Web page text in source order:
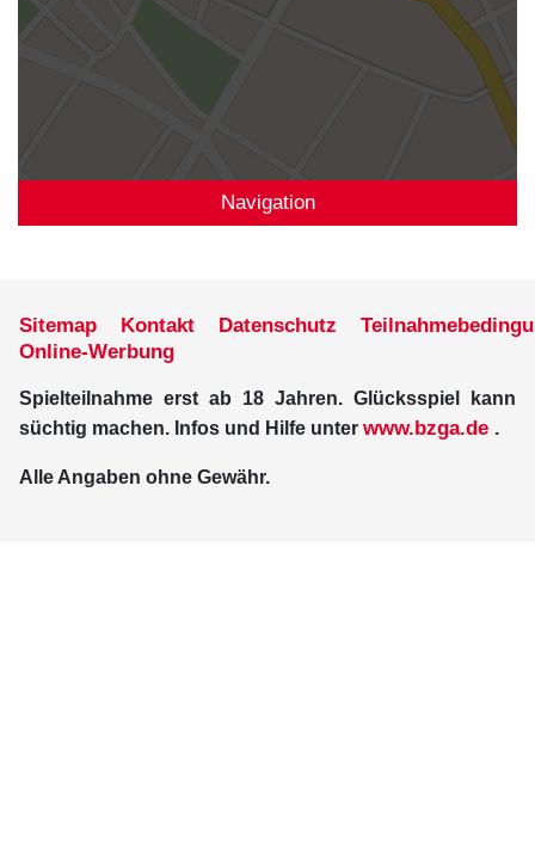
Navigation
Sitemap Kontakt Datenschutz
Online-Werbung
Spielteilnahme erst ab 18 Jahren. Glücksspiel kann
süchtig machen. Infos und Hilfe unter www.bzga.de .
Alle Angaben ohne Gewähr.